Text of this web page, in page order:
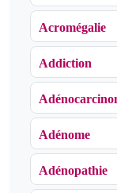
Acromégalie
Addiction
Adénome
Adénopathie